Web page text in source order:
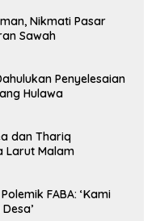
Nikmati Pasar
Sawah
Penyelesaian
Hulawa
dan Thariq
Larut Malam
FABA: ‘Kami